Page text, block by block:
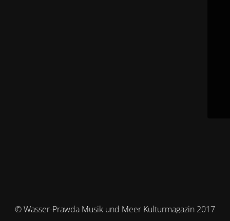
© Wasser-Prawda Musik und Meer Kulturmagazin 2017